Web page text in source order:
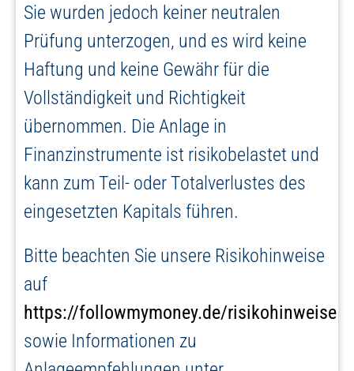
Sie wurden jedoch keiner neutralen
Prüfung unterzogen, und es wird keine
Haftung und keine Gewähr für die
Vollständigkeit und Richtigkeit
übernommen. Die Anlage in
Finanzinstrumente ist risikobelastet und
kann zum Teil- oder Totalverlustes des
eingesetzten Kapitals führen.
Bitte beachten Sie unsere Risikohinweise
auf
https://followmymoney.de/risikohinweise
sowie Informationen zu